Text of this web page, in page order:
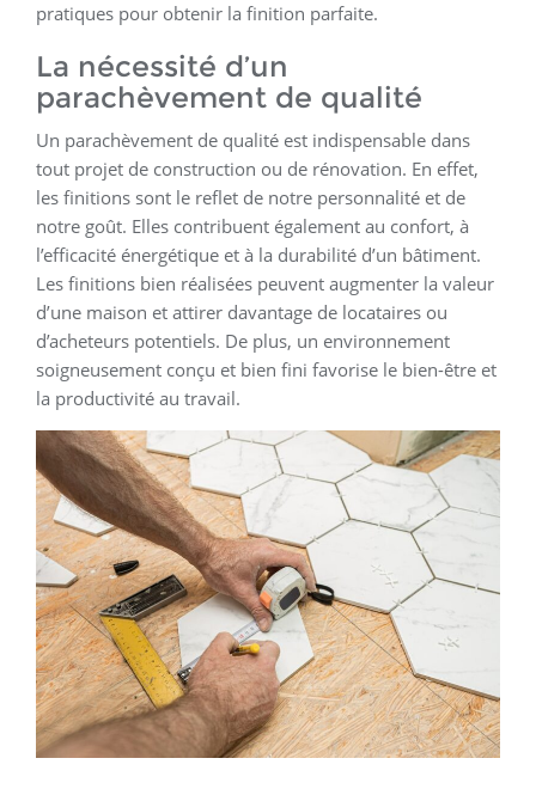
pratiques pour obtenir la finition parfaite.
La nécessité d’un
parachèvement de qualité
Un parachèvement de qualité est indispensable dans
tout projet de construction ou de rénovation. En effet,
les finitions sont le reflet de notre personnalité et de
notre goût. Elles contribuent également au confort, à
l’efficacité énergétique et à la durabilité d’un bâtiment.
Les finitions bien réalisées peuvent augmenter la valeur
d’une maison et attirer davantage de locataires ou
d’acheteurs potentiels. De plus, un environnement
soigneusement conçu et bien fini favorise le bien-être et
la productivité au travail.